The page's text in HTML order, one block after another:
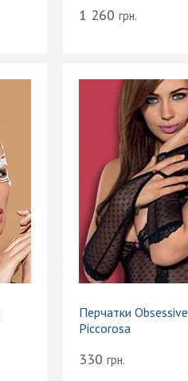
1 260грн.
Перчатки Obsessive
Piccorosa
330грн.